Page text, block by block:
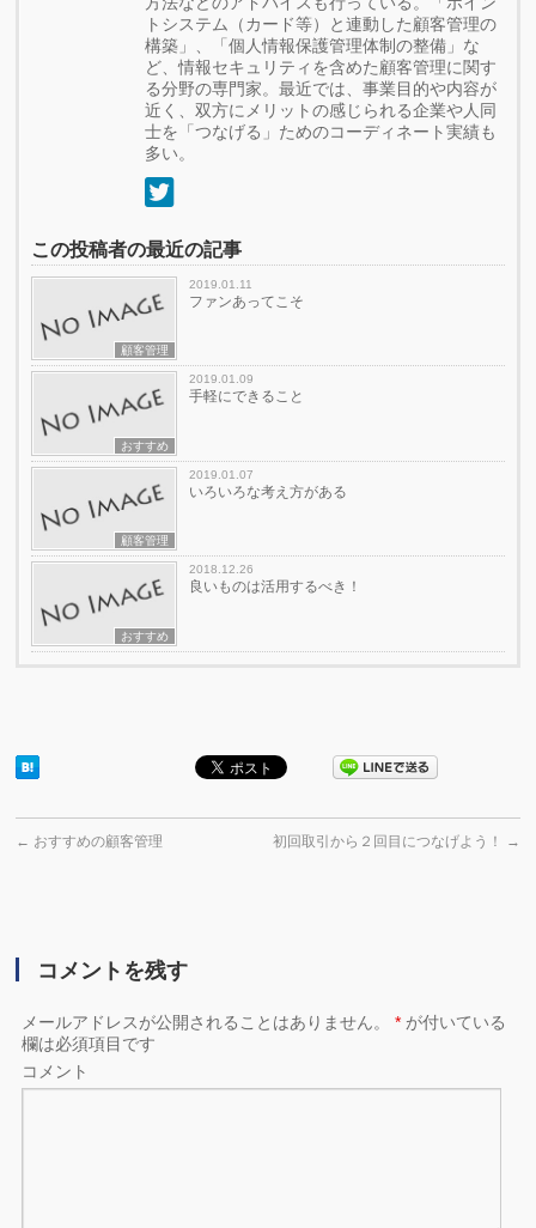
トシステム（カード等）と連動した顧客管理の
構築」、「個人情報保護管理体制の整備」な
ど、情報セキュリティを含めた顧客管理に関す
る分野の専門家。最近では、事業目的や内容が
近く、双方にメリットの感じられる企業や人同
士を「つなげる」ためのコーディネート実績も
多い。
この投稿者の最近の記事
顧客管理
2019.01.11
ファンあってこそ
おすすめ
2019.01.09
手軽にできること
顧客管理
2019.01.07
いろいろな考え方がある
おすすめ
2018.12.26
良いものは活用するべき！
← おすすめの顧客管理 初回取引から２回目につなげよう！ →
コメントを残す
メールアドレスが公開されることはありません。 * が付いている
欄は必須項目です
コメント